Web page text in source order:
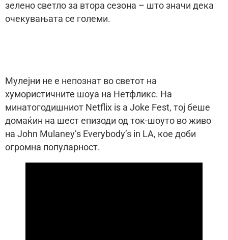
зелено светло за втора сезона – што значи дека
очекувањата се големи.
Мулејни не е непознат во светот на
хумористичните шоуа на Нетфликс. На
минатогодишниот Netflix is ​​a Joke Fest, тој беше
домаќин на шест епизоди од ток-шоуто во живо
на John Mulaney’s Everybody’s in LA, кое доби
огромна популарност.